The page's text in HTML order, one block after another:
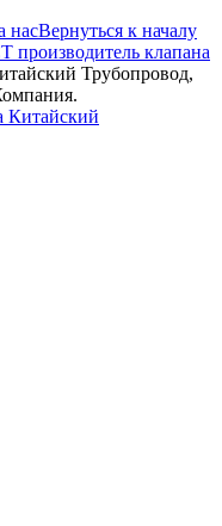
насВернуться к началу
производитель клапана
Трубопровод,